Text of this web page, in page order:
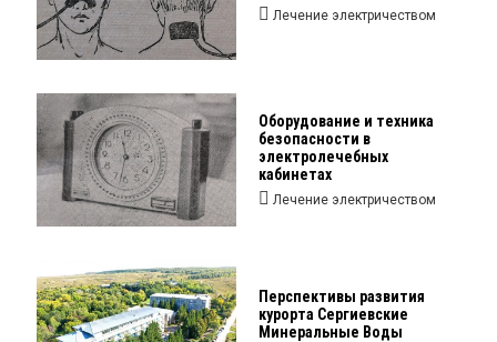
Лечение электричеством
Оборудование и техника
безопасности в
электролечебных
кабинетах
Лечение электричеством
Перспективы развития
курорта Сергиевские
Минеральные Воды